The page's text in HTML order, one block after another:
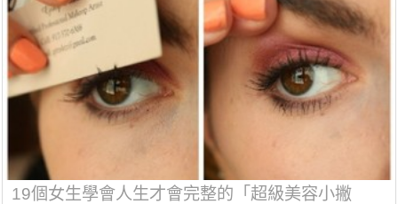
19個女生學會人生才會完整的「超級美容小撇